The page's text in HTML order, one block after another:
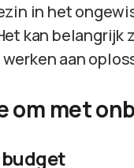
in het
kan belangrijk
aan
om met